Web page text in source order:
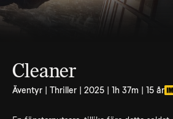
Cleaner
Äventyr | Thriller | 2025 | 1h 37m | 15 år